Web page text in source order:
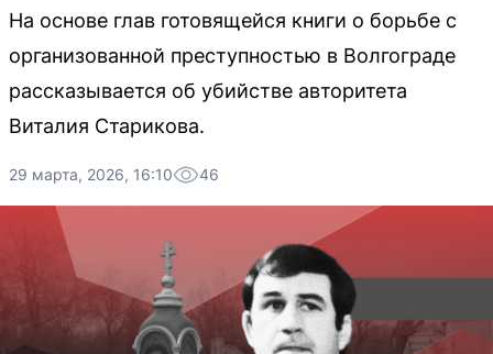
На основе глав готовящейся книги о борьбе с
организованной преступностью в Волгограде
рассказывается об убийстве авторитета
Виталия Старикова.
29 марта, 2026, 16:10 46